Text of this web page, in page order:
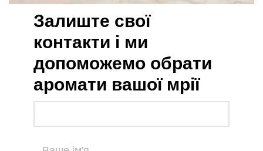
Залиште свої
контакти і ми
допоможемо обрати
аромати вашої мрії